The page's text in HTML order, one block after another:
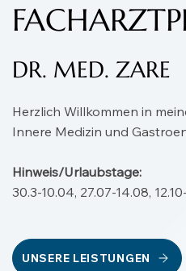
DR. MED. ZARE
Herzlich Willkommen in
Innere Medizin und
Hinweis/Urlaubstage:
30.3-10.04, 27.07-14.08,
UNSERE LEISTUNGEN